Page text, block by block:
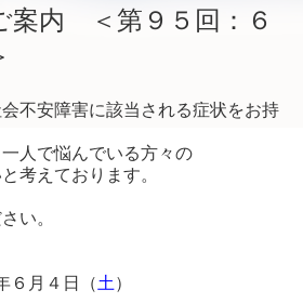
案内 ＜第９５回：６
不安障害に該当される症状をお持
人で悩んでいる方々の
考えております。
い。
月４日（土 ）